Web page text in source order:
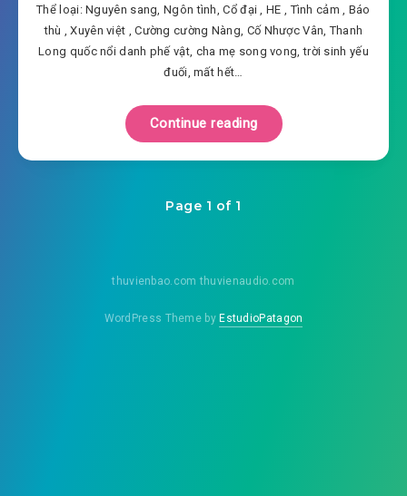
Thể loại: Nguyên sang, Ngôn tình, Cổ đại , HE , Tình cảm , Báo
thù , Xuyên việt , Cường cường Nàng, Cố Nhược Vân, Thanh
Long quốc nổi danh phế vật, cha mẹ song vong, trời sinh yếu
đuối, mất hết…
Continue reading
Page 1 of 1
thuvienbao.com thuvienaudio.com
WordPress Theme byEstudioPatagon